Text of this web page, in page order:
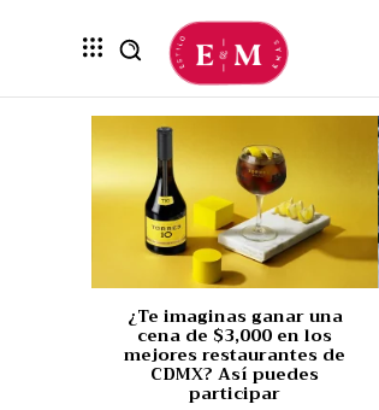
¿Te imaginas ganar una
cena de $3,000 en los
mejores restaurantes de
CDMX? Así puedes
participar